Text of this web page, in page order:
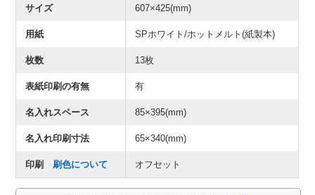
サイズ 607×425(mm)
用紙 SPホワイト/ホットメルト(紙製本)
枚数 13枚
表紙印刷の有無 有
名入れスペース 85×395(mm)
名入れ印刷寸法 65×340(mm)
印刷刷色について オフセット